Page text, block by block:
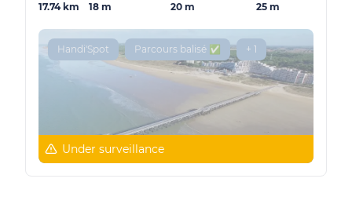
17.74 km 18 m 20 m 25 m
Handi'Spot Parcours balisé ✅ + 1
Under surveillance